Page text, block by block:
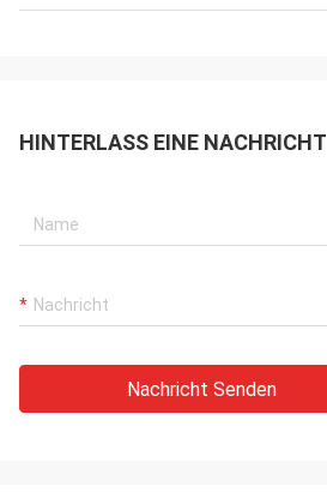
HINTERLASS EINE NACHRICHT
Nachricht Senden